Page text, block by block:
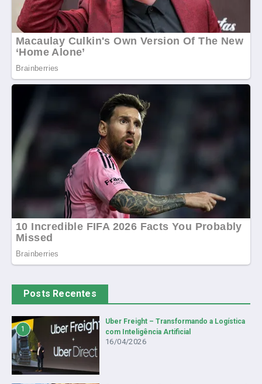
Posts Recentes
1
Uber Freight – Transformando a Logística
com Inteligência Artificial
16/04/2026